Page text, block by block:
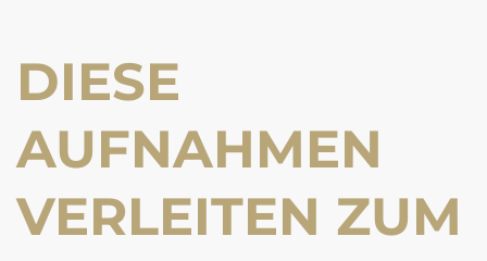
DIESE
AUFNAHMEN
VERLEITEN ZUM